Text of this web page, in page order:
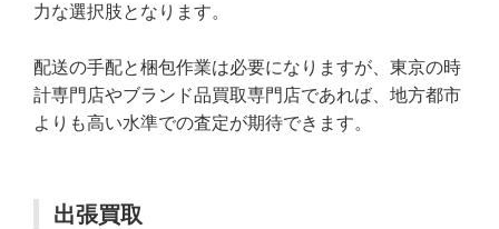
力な選択肢となります。
配送の手配と梱包作業は必要になりますが、東京の時
計専門店やブランド品買取専門店であれば、地方都市
よりも高い水準での査定が期待できます。
出張買取